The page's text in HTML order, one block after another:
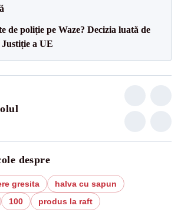
de poliție pe Waze? Decizia luată de
a UE
despre
gresita
halva cu sapun
100 produs la raft